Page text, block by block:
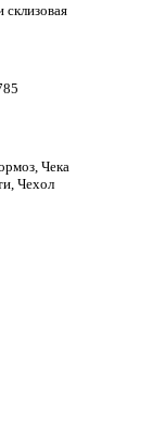
склизовая
Чека
Чехол